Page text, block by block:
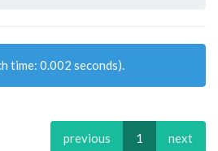
time: 0.002 seconds).
previous 1 next